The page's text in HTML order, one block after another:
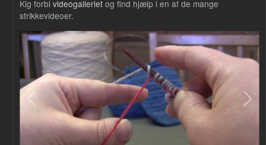
Kig forbi videogalleriet og find hjælp i en af de mange
strikkevideoer.
Forrige